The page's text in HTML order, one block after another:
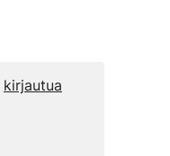
kirjautua